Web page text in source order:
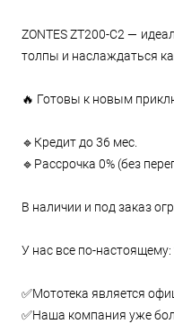
ZONTES ZT200-C2 —
толпы и наслаждаться
🔥 Готовы к новым
🔹Кредит до 36 мес.
🔹Рассрочка 0% (без
В наличии и под заказ
У нас вcе по-
✅Mототекa является
✅Наша компaния уже